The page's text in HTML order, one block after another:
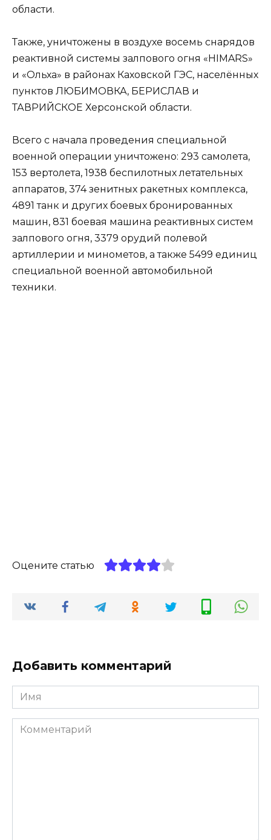
области.
Также, уничтожены в воздухе восемь снарядов
реактивной системы залпового огня «HIMARS»
и «Ольха» в районах Каховской ГЭС, населённых
пунктов ЛЮБИМОВКА, БЕРИСЛАВ и
ТАВРИЙСКОЕ Херсонской области.
Всего с начала проведения специальной
военной операции уничтожено: 293 самолета,
153 вертолета, 1938 беспилотных летательных
аппаратов, 374 зенитных ракетных комплекса,
4891 танк и других боевых бронированных
машин, 831 боевая машина реактивных систем
залпового огня, 3379 орудий полевой
артиллерии и минометов, а также 5499 единиц
специальной военной автомобильной
техники.
Оцените статью
Добавить комментарий
Имя
*
Комментарий